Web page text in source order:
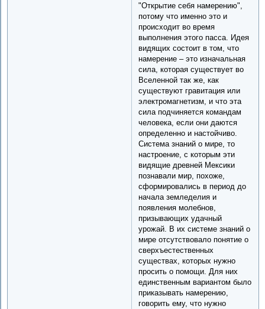
"Открытие себя намерению",
потому что именно это и
происходит во время
выполнения этого пасса. Идея
видящих состоит в том, что
намерение – это изначальная
сила, которая существует во
Вселенной так же, как
существуют гравитация или
электромагнетизм, и что эта
сила подчиняется командам
человека, если они даются
определенно и настойчиво.
Система знаний о мире, то
настроение, с которым эти
видящие древней Мексики
познавали мир, похоже,
сформировались в период до
начала земледелия и
появления молебнов,
призывающих удачный
урожай. В их системе знаний о
мире отсутствовало понятие о
сверхъестественных
существах, которых нужно
просить о помощи. Для них
единственным вариантом было
приказывать намерению,
говорить ему, что нужно